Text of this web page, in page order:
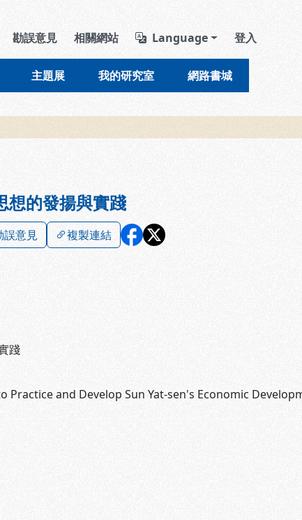
導覽列區塊
勘誤意見 相關網站 Language 登入
主題展 我的研究室 網路書城
想的發揚與實踐
誤意見 複製連結
踐
Practice and Develop Sun Yat-sen's Economic